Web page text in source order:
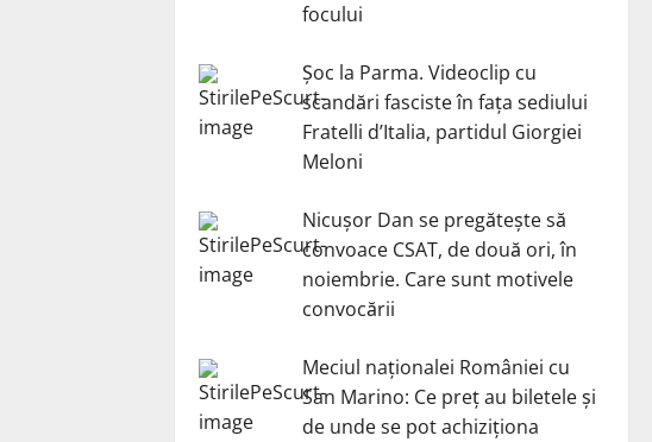
focului
Șoc la Parma. Videoclip cu
scandări fasciste în fața sediului
Fratelli d’Italia, partidul Giorgiei
Meloni
Nicuşor Dan se pregăteşte să
convoace CSAT, de două ori, în
noiembrie. Care sunt motivele
convocării
Meciul naționalei României cu
San Marino: Ce preț au biletele și
de unde se pot achiziționa